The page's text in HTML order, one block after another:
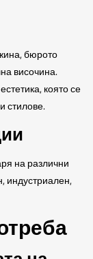
бюрото
височина.
която се
стилове.
на различни
индустриален,